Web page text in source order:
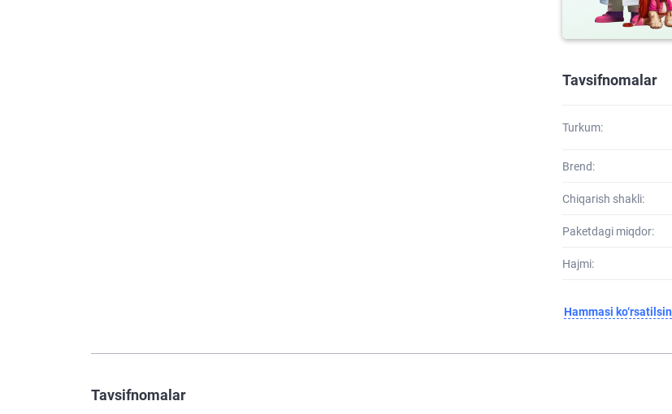
Tavsifnomalar
Turkum:
Brend:
Chiqarish shakli:
Paketdagi miqdor:
Hajmi:
Hammasi ko‘rsatilsin
Tavsifnomalar